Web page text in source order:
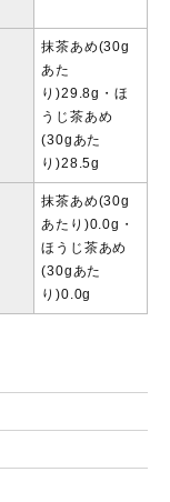
抹茶あめ(30g
あた
り)29.8g・ほ
うじ茶あめ
(30gあた
り)28.5g
抹茶あめ(30g
あたり)0.0g・
ほうじ茶あめ
(30gあた
り)0.0g